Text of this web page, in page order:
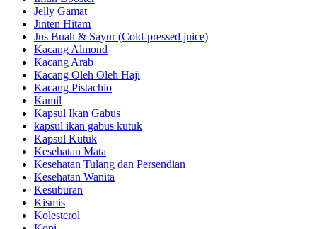
Jelly Gamat
Jinten Hitam
Jus Buah & Sayur (Cold-pressed juice)
Kacang Almond
Kacang Arab
Kacang Oleh Oleh Haji
Kacang Pistachio
Kamil
Kapsul Ikan Gabus
kapsul ikan gabus kutuk
Kapsul Kutuk
Kesehatan Mata
Kesehatan Tulang dan Persendian
Kesehatan Wanita
Kesuburan
Kismis
Kolesterol